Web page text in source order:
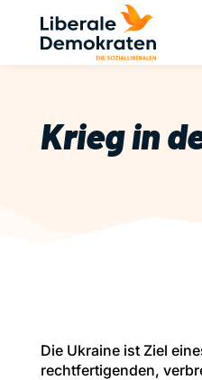
Krieg in
Die Ukraine ist Ziel
rechtfertigenden,